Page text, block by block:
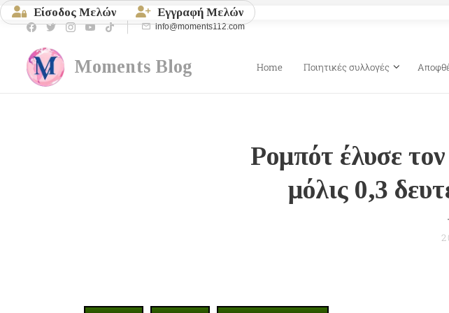
Είσοδος Μελών Εγγραφή Μελών
info@moments112.com
Moments Blog Home Ποιητικές συλλογές
Ρομπότ έλυσε
μόλις 0,3